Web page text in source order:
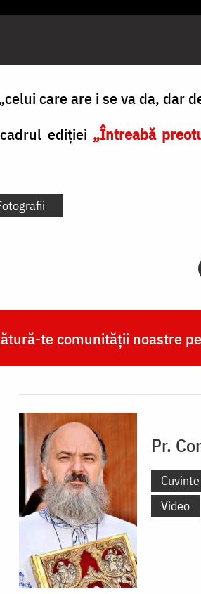
care are i se va da, dar
ediției „Întreabă
te comunității noastre pe
Pr.
Video